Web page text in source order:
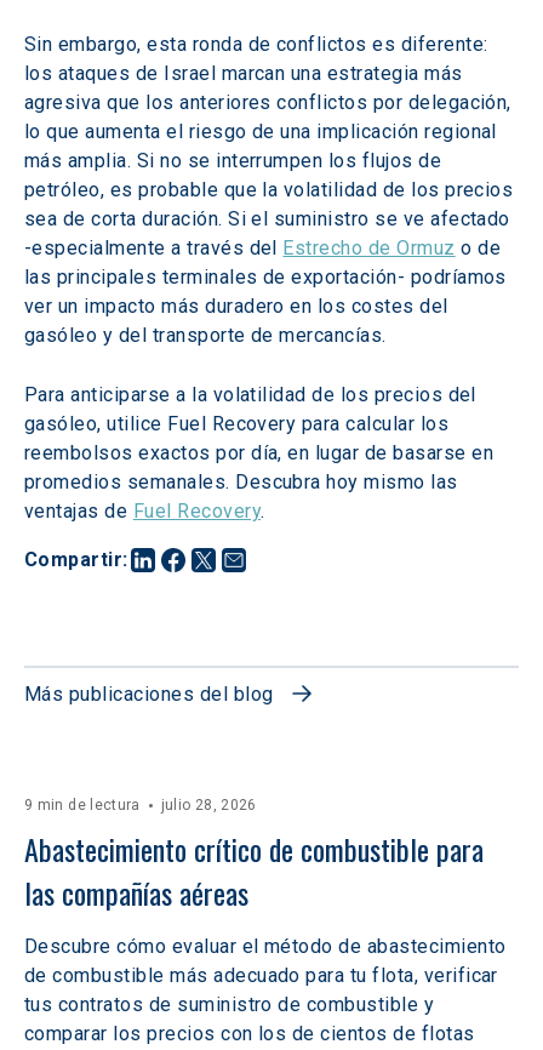
Compartir:
Sin embargo, esta ronda de conflictos es diferente:
los ataques de Israel marcan una estrategia más
agresiva que los anteriores conflictos por delegación,
lo que aumenta el riesgo de una implicación regional
más amplia. Si no se interrumpen los flujos de
petróleo, es probable que la volatilidad de los precios
sea de corta duración. Si el suministro se ve afectado
-especialmente a través del
Estrecho de Ormuz o de
las principales terminales de exportación- podríamos
ver un impacto más duradero en los costes del
gasóleo y del transporte de mercancías.
Para anticiparse a la volatilidad de los precios del
gasóleo, utilice Fuel Recovery para calcular los
reembolsos exactos por día, en lugar de basarse en
promedios semanales. Descubra hoy mismo las
ventajas de Fuel Recovery.
Más publicaciones del blog
9 min de lectura julio 28, 2026
Abastecimiento crítico de combustible para
las compañías aéreas
Descubre cómo evaluar el método de abastecimiento
de combustible más adecuado para tu flota, verificar
tus contratos de suministro de combustible y
comparar los precios con los de cientos de flotas